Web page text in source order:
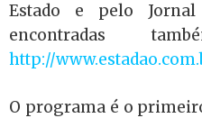
Estado e pelo
encontradas
http://
O programa é o